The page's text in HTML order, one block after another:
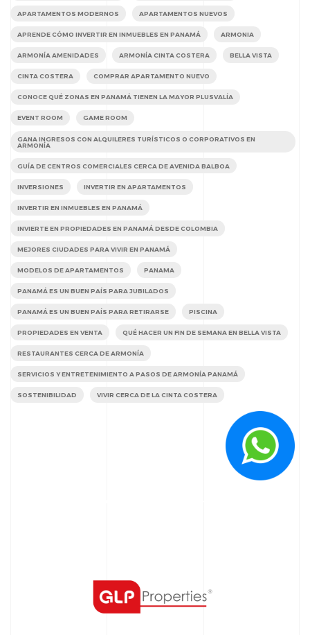
APARTAMENTOS MODERNOS APARTAMENTOS NUEVOS
APRENDE CÓMO INVERTIR EN INMUEBLES EN PANAMÁ ARMONIA
ARMONÍA AMENIDADES ARMONÍA CINTA COSTERA BELLA VISTA
CINTA COSTERA COMPRAR APARTAMENTO NUEVO
CONOCE QUÉ ZONAS EN PANAMÁ TIENEN LA MAYOR PLUSVALÍA
EVENT ROOM GAME ROOM
GANA INGRESOS CON ALQUILERES TURÍSTICOS O CORPORATIVOS EN
ARMONÍA
GUÍA DE CENTROS COMERCIALES CERCA DE AVENIDA BALBOA
INVERSIONES INVERTIR EN APARTAMENTOS
INVERTIR EN INMUEBLES EN PANAMÁ
INVIERTE EN PROPIEDADES EN PANAMÁ DESDE COLOMBIA
MEJORES CIUDADES PARA VIVIR EN PANAMÁ
MODELOS DE APARTAMENTOS PANAMA
PANAMÁ ES UN BUEN PAÍS PARA JUBILADOS
PANAMÁ ES UN BUEN PAÍS PARA RETIRARSE PISCINA
PROPIEDADES EN VENTA QUÉ HACER UN FIN DE SEMANA EN BELLA VISTA
RESTAURANTES CERCA DE ARMONÍA
SERVICIOS Y ENTRETENIMIENTO A PASOS DE ARMONÍA PANAMÁ
SOSTENIBILIDAD VIVIR CERCA DE LA CINTA COSTERA